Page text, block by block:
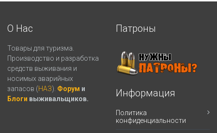
О Нас
Товары для туризма.
Производство и разработка
средств выживания и
носимых аварийных
запасов (НАЗ). Форум и
Блоги выживальщиков.
Патроны
Информация
Политика
конфиденциальности